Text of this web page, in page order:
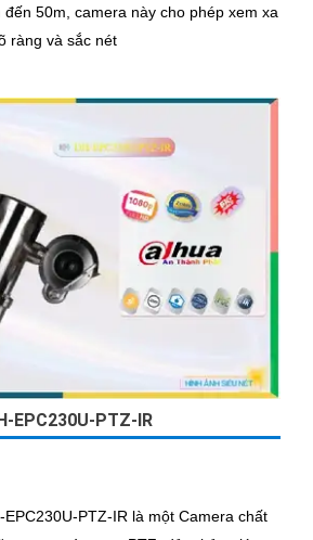
50m, camera này cho phép xem xa
ràng và sắc nét
EPC230U-PTZ-IR
PTZ-IR là một Camera chất